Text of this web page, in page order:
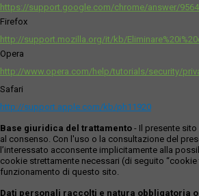
https://support.google.com/chrome/answer/
Firefox
http://support.mozilla.org/it/kb/
Opera
http://www.opera.com/help/tutorials/security/
Safari
http://support.apple.com/kb/ph11920
Base giuridica del trattamento - Il presente
al consenso. Con l'uso o la consultazione del
l’interessato acconsente implicitamente alla
cookie strettamente necessari (di seguito “cookie
funzionamento di questo sito.
Dati personali raccolti e natura obbligatoria